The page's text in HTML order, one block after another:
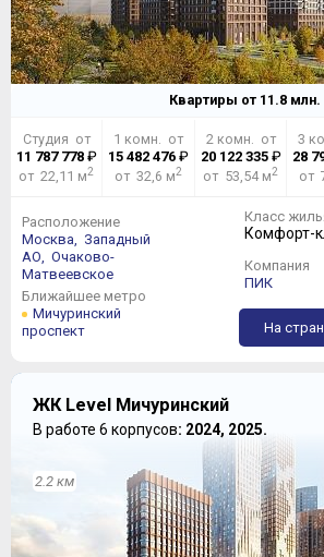
Квартиры от 11.8млн.
Студия от
11 787 778₽
от 22,11 м2
1 комн. от
15 482 476 ₽
от 32,6 м2
2 комн. от
20 122 335₽
от 53,54 м2
3
28
от
Расположение
Москва, Западный
АО, Очаково-
Матвеевское
Ближайшее метро
Мичуринский
проспект
Класс
Комфорт-
Компания
ПИК
На
ЖК Level Мичуринский
В работе 6 корпусов: 2024, 2025.
2.2 км